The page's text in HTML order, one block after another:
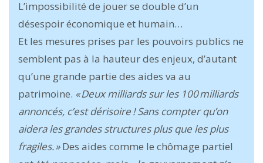
L’impossibilité de jouer se double d’un
désespoir économique et humain…
Et les mesures prises par les pouvoirs publics ne
semblent pas à la hauteur des enjeux, d’autant
qu’une grande partie des aides va au
patrimoine. « Deux milliards sur les 100 ­milliards
annoncés, c’est dérisoire ! Sans compter qu’on
aidera les grandes structures plus que les plus
fragiles. »Des aides comme le chômage partiel